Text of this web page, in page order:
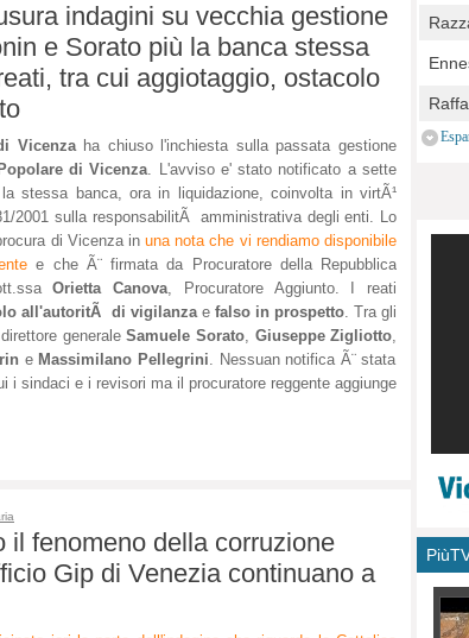
indagini su vecchia gestione
e Sorato più la banca stessa
tra cui aggiotaggio, ostacolo
Vicenza ha chiuso l'inchiesta sulla passata gestione
di Vicenza. L'avviso e' stato notificato a sette
la stessa banca, ora in liquidazione, coinvolta in virtÃ¹
2001 sulla responsabilitÃ amministrativa degli enti. Lo
di Vicenza inuna nota che vi rendiamo disponibile
e che Ã¨ firmata da Procuratore della Repubblica
Orietta Canova, Procuratore Aggiunto. I reati
all'autoritÃ di vigilanzae falso in prospetto. Tra gli
generaleSamuele Sorato, Giuseppe Zigliotto,
e Massimilano Pellegrini. Nessuan notifica Ã¨ stata
sindaci e i revisori ma il procuratore reggente aggiunge
il fenomeno della corruzione
Gip di Venezia continuano a
per
E